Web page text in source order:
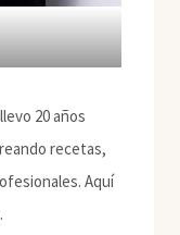
20 años
recetas,
Aquí